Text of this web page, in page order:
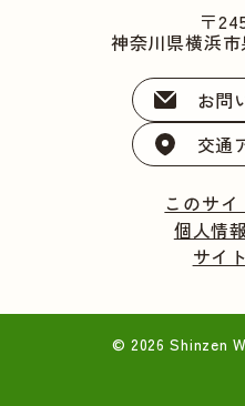
〒
神奈川県横浜
お問
交通
このサ
個人情
サイ
© 2026 Shinzen